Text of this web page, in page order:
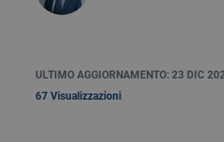
ULTIMO AGGIORNAMENTO: 23 DIC
67 Visualizzazioni